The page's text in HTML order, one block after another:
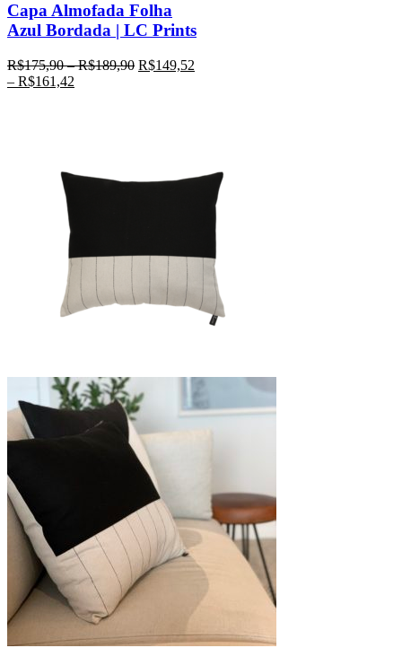
Capa Almofada Folha
Azul Bordada | LC Prints
R$175,90–R$189,90 R$149,52
– R$161,42